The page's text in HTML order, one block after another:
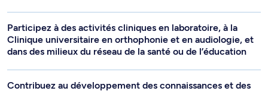
Participez à des activités cliniques en laboratoire, à la
Clinique universitaire en orthophonie et en audiologie, et
dans des milieux du réseau de la santé ou de l’éducation
Contribuez au développement des connaissances et des